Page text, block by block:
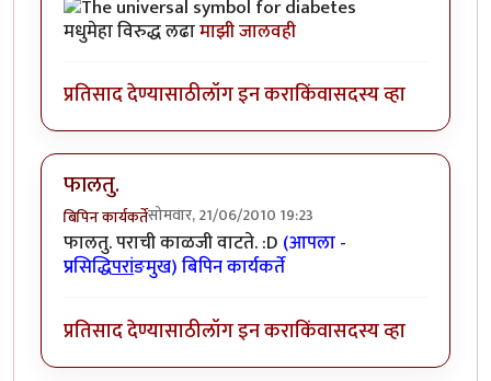
मधुमेहा विरुद्ध लढामाझी जालवही
प्रतिसाद देण्यासाठीलॉग इन कराकिंवासदस्य व्हा
फालतु.
बिपिन कार्यकर्तेसोमवार, 21/06/2010 19:23
फालतु. पराची काळजी वाटते. :D (आपला -
प्रसिद्धिपरांङमुख) बिपिन कार्यकर्ते
प्रतिसाद देण्यासाठीलॉग इन कराकिंवासदस्य व्हा